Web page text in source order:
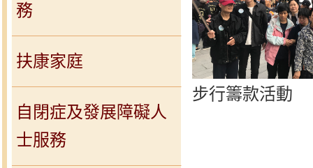
務
扶康家庭
自閉症及發展障礙人
士服務
步行籌款活動